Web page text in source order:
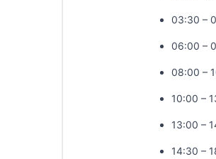
03:30 –
06:00 –
08:00 –
10:00 –
13:00 –
14:30 –